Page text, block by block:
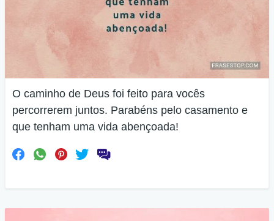
O caminho de Deus foi feito para vocês
percorrerem juntos. Parabéns pelo casamento e
que tenham uma vida abençoada!